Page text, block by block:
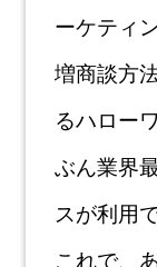
ーケティ
増商談方法
るハロー
ぶん業界
スが利用
これで、